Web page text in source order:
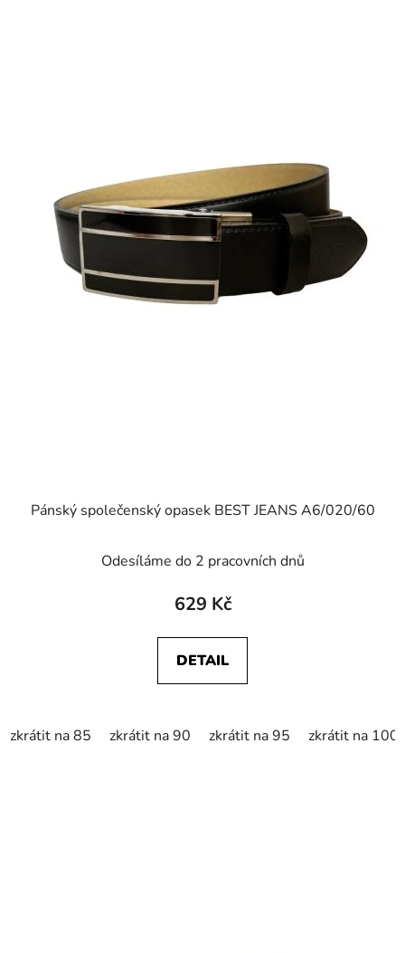
Pánský společenský opasek BEST JEANS A6/020/60
Odesíláme do 2 pracovních dnů
629 Kč
DETAIL
zkrátit na 85 zkrátit na 90 zkrátit na 95 zkrátit na 100